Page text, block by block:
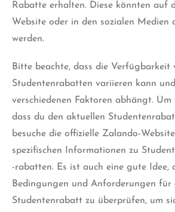
Rabatte erhalten. Diese könnten auf
Website oder in den sozialen Medien
werden.
Bitte beachte, dass die Verfügbarkeit
Studentenrabatten variieren kann
verschiedenen Faktoren abhängt. Um
dass du den aktuellen
besuche die offizielle Zalando-
spezifischen Informationen zu
-rabatten. Es ist auch eine gute Idee,
Bedingungen und Anforderungen für
Studentenrabatt zu überprüfen, um